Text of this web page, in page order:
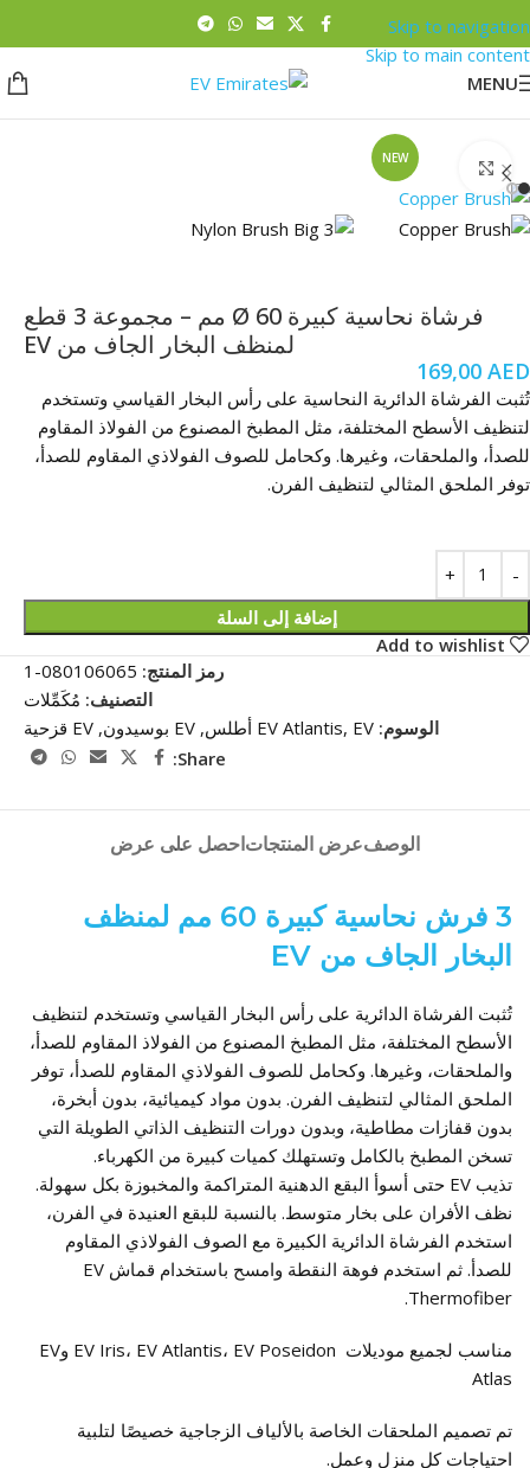
Skip to navigation
Skip to main content
MENU
NEW
Click to enlarge
فرشاة نحاسية كبيرة Ø 60 مم – مجموعة 3 قطع
لمنظف البخار الجاف من EV
169,00 AED
تُثبت الفرشاة الدائرية النحاسية على رأس البخار القياسي وتستخدم
لتنظيف الأسطح المختلفة، مثل المطبخ المصنوع من الفولاذ المقاوم
للصدأ، والملحقات، وغيرها. وكحامل للصوف الفولاذي المقاوم للصدأ،
توفر الملحق المثالي لتنظيف الفرن.
إضافة إلى السلة
Add to wishlist
رمز المنتج: 080106065-1
التصنيف: مُكَمِّلات
الوسوم:
EV Atlantis, EV أطلس , EV بوسيدون , EV قزحية
Share:
الوصفعرض المنتجات احصل على عرض
3 فرش نحاسية كبيرة 60 مم لمنظف
البخار الجاف من EV
تُثبت الفرشاة الدائرية على رأس البخار القياسي وتستخدم لتنظيف
الأسطح المختلفة، مثل المطبخ المصنوع من الفولاذ المقاوم للصدأ،
والملحقات، وغيرها. وكحامل للصوف الفولاذي المقاوم للصدأ، توفر
الملحق المثالي لتنظيف الفرن. بدون مواد كيميائية، بدون أبخرة،
بدون قفازات مطاطية، وبدون دورات التنظيف الذاتي الطويلة التي
تسخن المطبخ بالكامل وتستهلك كميات كبيرة من الكهرباء.
تذيب EV حتى أسوأ البقع الدهنية المتراكمة والمخبوزة بكل سهولة.
نظف الأفران على بخار متوسط. بالنسبة للبقع العنيدة في الفرن،
استخدم الفرشاة الدائرية الكبيرة مع الصوف الفولاذي المقاوم
للصدأ. ثم استخدم فوهة النقطة وامسح باستخدام قماش EV
Thermofiber.
مناسب لجميع موديلات EV Iris، EV Atlantis، EV Poseidon وEV
Atlas
تم تصميم الملحقات الخاصة بالألياف الزجاجية خصيصًا لتلبية
احتياجات كل منزل وعمل.